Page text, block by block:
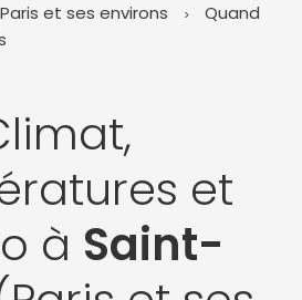
et ses environs
Quand
et
à Saint-
Octobre